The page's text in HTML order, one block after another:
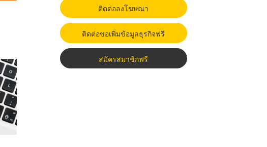
ติดต่อลงโฆษณา
ติดต่อขอเพิ่มข้อมูลธุรกิจฟรี
สมัครสมาชิกฟรี